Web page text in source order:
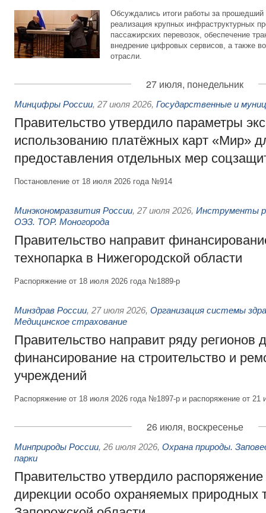
Обсуждались итоги работы за
реализация крупных инфраструктурных
пассажирских перевозок, обеспечение
внедрение цифровых сервисов, а также
отрасли.
27 июля, понедельник
Минцифры России, 27 июля 2026, Государственные и
Правительство утвердило параметры
использованию платёжных карт «Мир»
предоставления отдельных мер
Постановление от 18 июля 2026 года №914
Минэкономразвития России, 27 июля 2026, Инструменты
ОЭЗ. ТОР. Моногорода
Правительство направит
технопарка в Нижегородской области
Распоряжение от 18 июля 2026 года №1889-р
Минздрав России, 27 июля 2026, Организация системы
Медицинское страхование
Правительство направит ряду регионов
финансирование на строительство и
учреждений
Распоряжение от 18 июля 2026 года №1897-р и распоряжение от
26 июля, воскресенье
Минприроды России, 26 июля 2026, Охрана природы.
парки
Правительство утвердило
дирекции особо охраняемых природных